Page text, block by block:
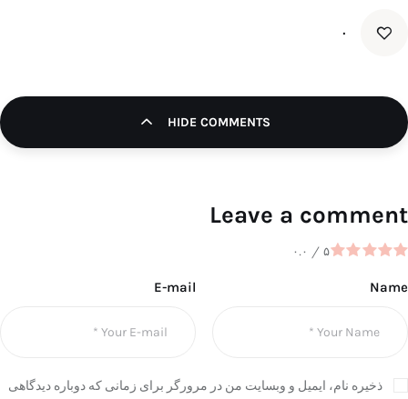
۰
HIDE COMMENTS
Leave a comment
۰.۰ / ۵
Name
E-mail
ذخیره نام، ایمیل و وبسایت من در مرورگر برای زمانی که دوباره دیدگاهی